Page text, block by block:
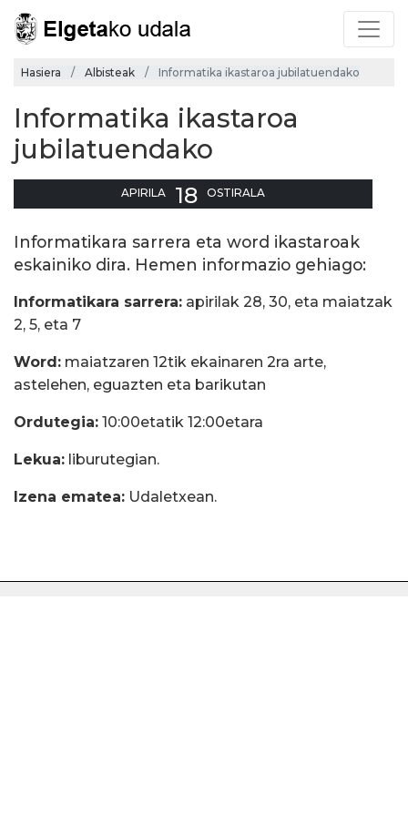
Hasiera Albisteak Informatika ikastaroa jubilatuendako
Informatika ikastaroa
jubilatuendako
APIRILA 18 OSTIRALA
Informatikara sarrera eta word ikastaroak
eskainiko dira. Hemen informazio gehiago:
Informatikara sarrera: apirilak 28, 30, eta maiatzak
2, 5, eta 7
Word: maiatzaren 12tik ekainaren 2ra arte,
astelehen, eguazten eta barikutan
Ordutegia: 10:00etatik 12:00etara
Lekua: liburutegian.
Izena ematea: Udaletxean.